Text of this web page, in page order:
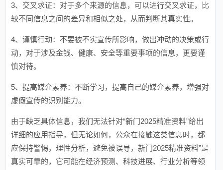
3、交叉求证：对于多个来源的信息，可以进行交叉求证，比
较不同信息之间的差异和相似之处，从而判断其真实性。
4、谨慎行动：不要被不实宣传所影响，做出冲动的决策或行
动，对于涉及金钱、健康、安全等重要事项的信息，更要谨
慎对待。
5、提高媒介素养：不断学习，提高自己的媒介素养，增强对
虚假宣传的识别能力。
由于缺乏具体信息，我们无法针对“新门2025精准资料”给出
详细的应用指导，但无论如何，公众在接触这类信息时，都
应保持警惕，理性分析，避免被误导，新门2025精准资料”是
真实可靠的，它可能在经济预测、科技进展、行业分析等领